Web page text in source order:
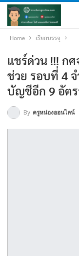
Home เรียกบรรจุ
แชร์ด่วน !!! ก
ช่วย รอบที่ 4
บัญชีอีก 9 อัตร
By ครูหน่องออนไลน์